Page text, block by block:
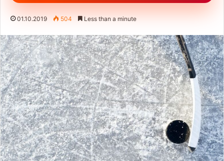
01.10.2019 504 Less than a minute